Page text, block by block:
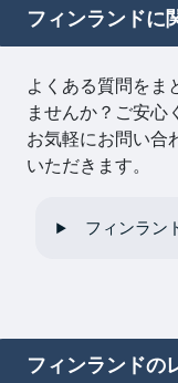
フィンランドに
よくある質問をま
ませんか？ご安
お気軽にお問い合
いただきます。
フィンラン
フィンランドの